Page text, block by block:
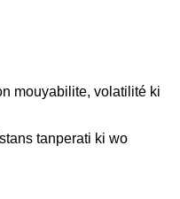
mouyabilite, volatilité ki
tanperati ki wo